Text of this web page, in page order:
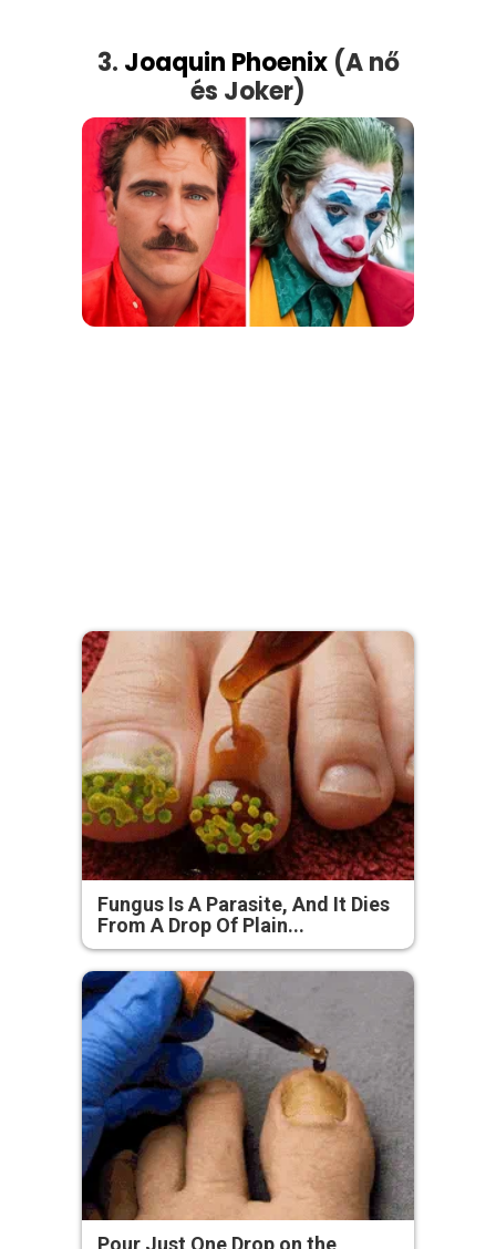
3. Joaquin Phoenix(A nő
és Joker)
Fungus Is A Parasite, And It Dies
From A Drop Of Plain...
Pour Just One Drop on the